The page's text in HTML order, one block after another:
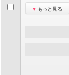
もっと見る